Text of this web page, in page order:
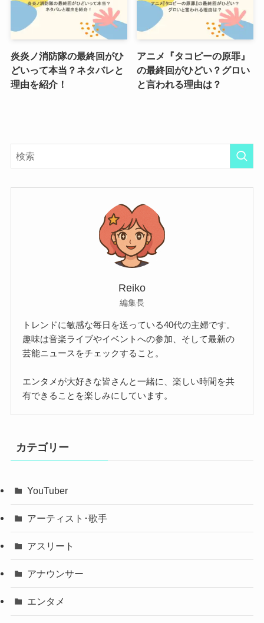
炎炎ノ消防隊の最終回がひ
どいって本当？ネタバレと
理由を紹介！
アニメ『タコピーの原罪』
の最終回がひどい？グロい
と言われる理由は？
Reiko
編集長
トレンドに敏感な毎日を送っている40代の主婦です。
趣味は音楽ライブやイベントへの参加、そして最新の
芸能ニュースをチェックすること。
エンタメが大好きな皆さんと一緒に、楽しい時間を共
有できることを楽しみにしています。
カテゴリー
YouTuber
アーティスト･歌手
アスリート
アナウンサー
エンタメ